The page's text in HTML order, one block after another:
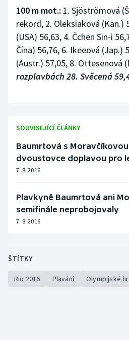
100 m mot.: 1. Sjöströmová
rekord, 2. Oleksiaková (Kan.)
(USA) 56,63, 4. Čchen Sin-i
Čína) 56,76, 6. Ikeeová (Jap.)
(Austr.) 57,05, 8. Ottesenová
rozplavbách 28. Svěcená
SOUVISEJÍCÍ ČLÁNKY
Baumrtová s
dvoustovce doplavou pro
7. 8. 2016
Plavkyně Baumrtová ani
semifinále neprobojovaly
7. 8. 2016
ŠTÍTKY
Rio 2016 Plavání Olympijské